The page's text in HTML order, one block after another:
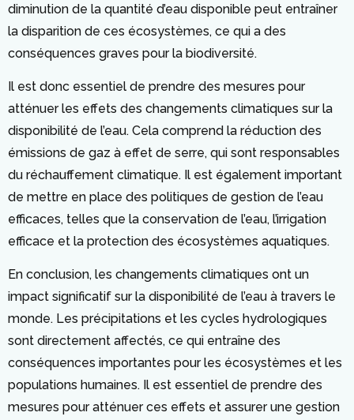
diminution de la quantité d’eau disponible peut entraîner
la disparition de ces écosystèmes, ce qui a des
conséquences graves pour la biodiversité.
Il est donc essentiel de prendre des mesures pour
atténuer les effets des changements climatiques sur la
disponibilité de l’eau. Cela comprend la réduction des
émissions de gaz à effet de serre, qui sont responsables
du réchauffement climatique. Il est également important
de mettre en place des politiques de gestion de l’eau
efficaces, telles que la conservation de l’eau, l’irrigation
efficace et la protection des écosystèmes aquatiques.
En conclusion, les changements climatiques ont un
impact significatif sur la disponibilité de l’eau à travers le
monde. Les précipitations et les cycles hydrologiques
sont directement affectés, ce qui entraîne des
conséquences importantes pour les écosystèmes et les
populations humaines. Il est essentiel de prendre des
mesures pour atténuer ces effets et assurer une gestion